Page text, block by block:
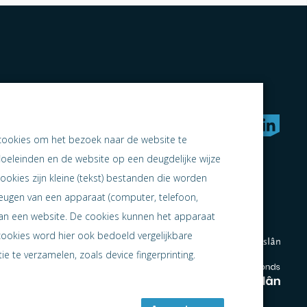
naar samen ondernemen
om het bezoek naar de website te
en de website op een deugdelijke wijze
zijn kleine (tekst) bestanden die worden
van een apparaat (computer, telefoon,
een website. De cookies kunnen het apparaat
word hier ook bedoeld vergelijkbare
te verzamelen, zoals device fingerprinting.